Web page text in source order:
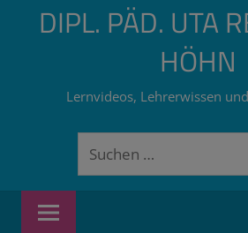
DIPL. PÄD. UTA
HÖHN
Lernvideos, Lehrerwissen
Suchen